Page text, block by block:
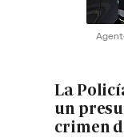
La
un
crimen